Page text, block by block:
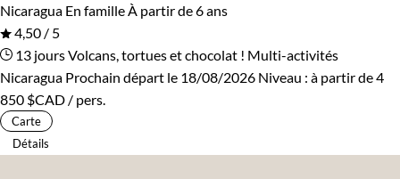
Nicaragua En famille À partir de 6 ans
4,50 / 5
13 joursVolcans, tortues et chocolat ! Multi-activités
Nicaragua Prochain départ le 18/08/2026 Niveau : à partir de4
850 $CAD / pers.
Carte
Détails